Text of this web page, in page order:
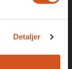
Detaljer